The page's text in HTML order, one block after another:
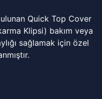
Quick Top Cover
Klipsi) bakım veya
sağlamak için özel